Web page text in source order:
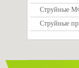
Струйные
Струйные